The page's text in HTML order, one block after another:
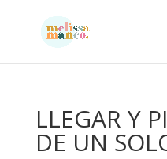
LLEGAR Y
DE UN